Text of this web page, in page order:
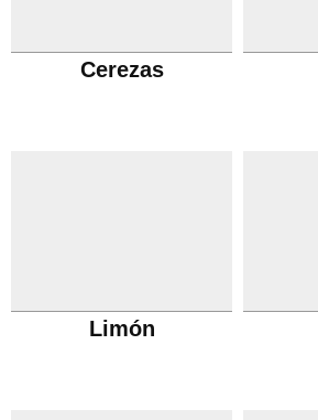
Cerezas
Limón